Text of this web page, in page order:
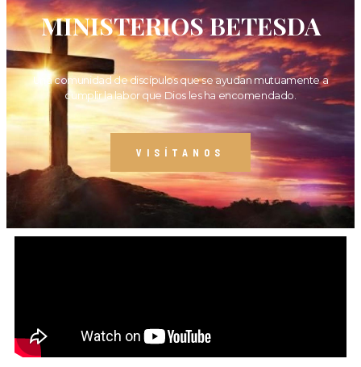
MINISTERIOS BETESDA
Una comunidad de discípulos que se ayudan mutuamente a
cumplir la labor que Dios les ha encomendado.
VISÍTANOS